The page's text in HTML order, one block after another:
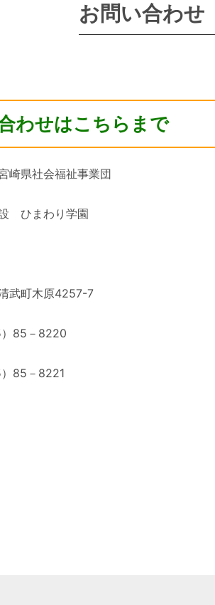
お問い合わ
わせはこちらまで
崎県社会福祉事業団
ひまわり学園
武町木原4257-7
85－8220
85－8221